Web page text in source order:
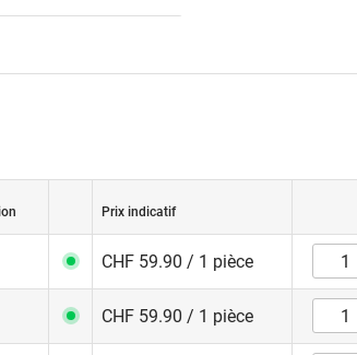
Prix indicatif
CHF 59.90 / 1 pièce
CHF 59.90 / 1 pièce